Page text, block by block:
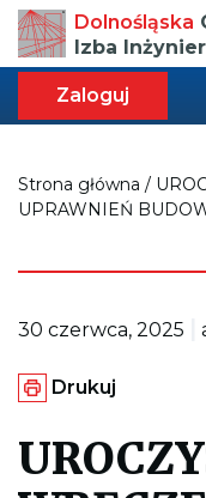
Przenosi
do
strony
głównej
Dolnośląska
Izba
Zaloguj
Strona główna /
UPRAWNIEŃ
30 czerwca, 2025
G
e
e
u
Drukuj